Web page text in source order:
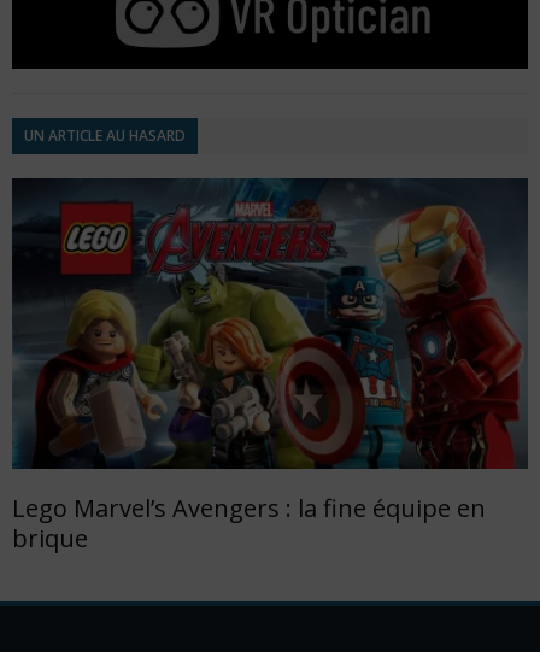
UN ARTICLE AU HASARD
Lego Marvel’s Avengers : la fine équipe en
brique